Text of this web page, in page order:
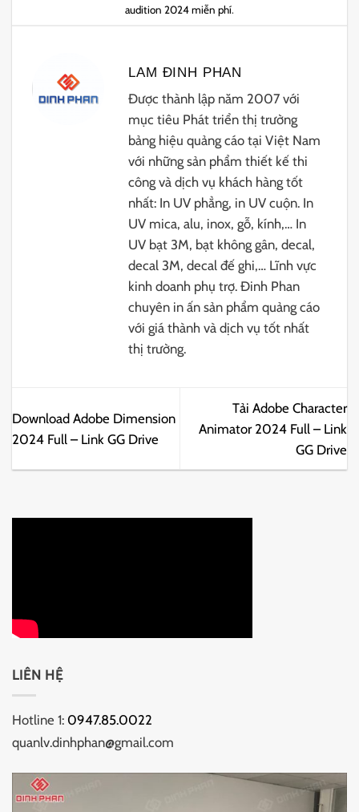
audition 2024 miễn phí.
LAM ĐINH PHAN
Được thành lập năm 2007 với
mục tiêu Phát triển thị trường
bảng hiệu quảng cáo tại Việt Nam
với những sản phẩm thiết kế thi
công và dịch vụ khách hàng tốt
nhất: In UV phẳng, in UV cuộn. In
UV mica, alu, inox, gỗ, kính,… In
UV bạt 3M, bạt không gân, decal,
decal 3M, decal đế ghi,… Lĩnh vực
kinh doanh phụ trợ. Đinh Phan
chuyên in ấn sản phẩm quảng cáo
với giá thành và dịch vụ tốt nhất
thị trường.
Download Adobe Dimension
2024 Full – Link GG Drive
Tải Adobe Character
Animator 2024 Full – Link
GG Drive
LIÊN HỆ
Hotline 1: 0947.85.0022
quanlv.dinhphan@gmail.com